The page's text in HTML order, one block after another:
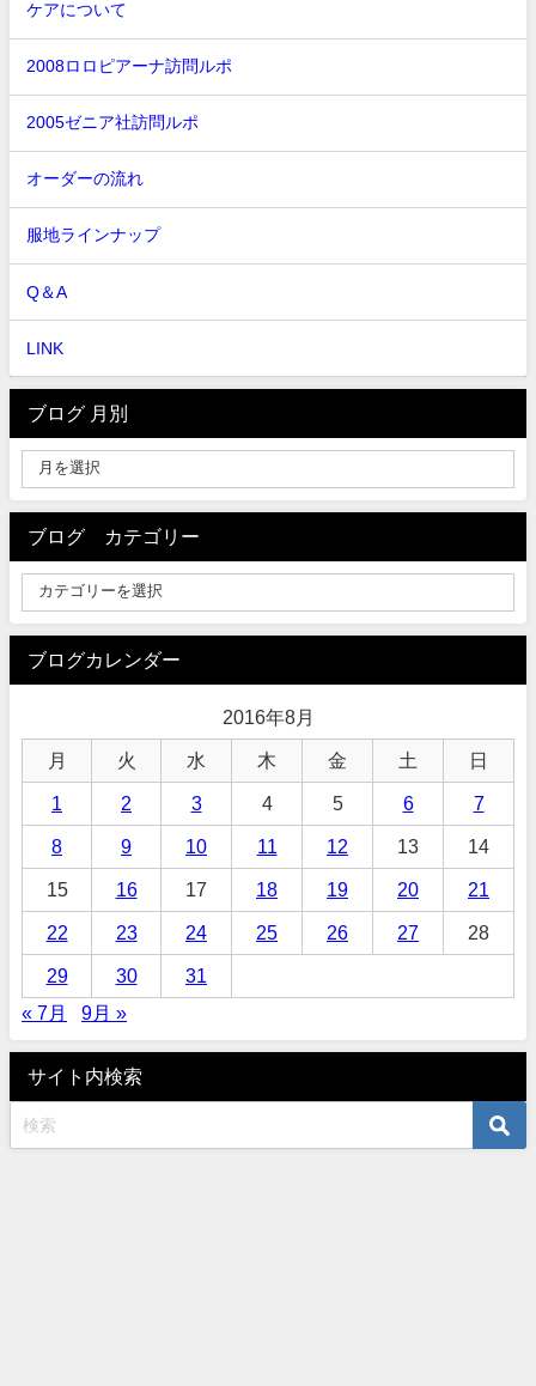
ケアについて
2008ロロピアーナ訪問ルポ
2005ゼニア社訪問ルポ
オーダーの流れ
服地ラインナップ
Q＆A
LINK
ブログ 月別
ブログ カテゴリー
ブログカレンダー
2016年8月
月 火 水 木 金 土 日
1 2 3 4 5 6 7
8 9 10 11 12 13 14
15 16 17 18 19 20 21
22 23 24 25 26 27 28
29 30
31
« 7月
9月 »
サイト内検索